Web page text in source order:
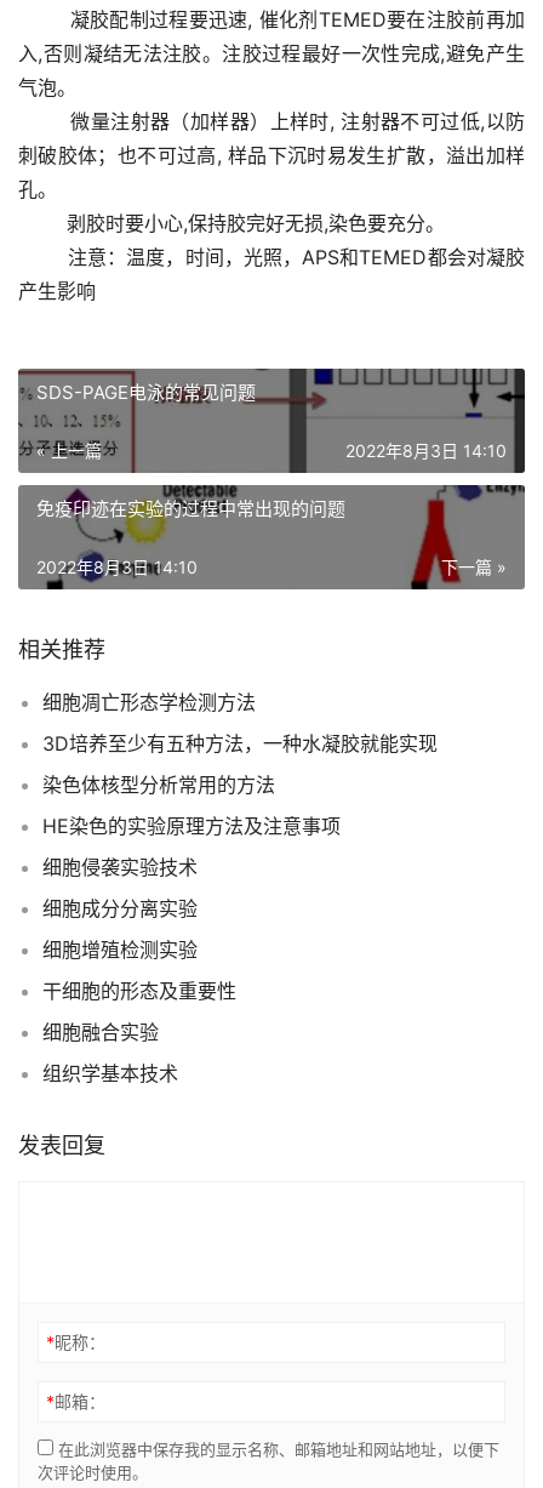
凝胶配制过程要迅速, 催化剂TEMED要在注胶前再加
入,否则凝结无法注胶。注胶过程最好一次性完成,避免产生
气泡。
微量注射器（加样器）上样时, 注射器不可过低,以防
刺破胶体；也不可过高, 样品下沉时易发生扩散，溢出加样
孔。
剥胶时要小心,保持胶完好无损,染色要充分。
注意：温度，时间，光照，APS和TEMED都会对凝胶
产生影响
SDS-PAGE电泳的常见问题
« 上一篇 2022年8月3日 14:10
免疫印迹在实验的过程中常出现的问题
下一篇 »
2022年8月3日 14:10
相关推荐
细胞凋亡形态学检测方法
3D培养至少有五种方法，一种水凝胶就能实现
染色体核型分析常用的方法
HE染色的实验原理方法及注意事项
细胞侵袭实验技术
细胞成分分离实验
细胞增殖检测实验
干细胞的形态及重要性
细胞融合实验
组织学基本技术
发表回复
*昵称：
*邮箱：
在此浏览器中保存我的显示名称、邮箱地址和网站地址，以便下
次评论时使用。